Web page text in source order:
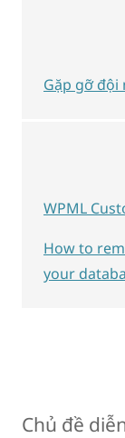
Chủ đề
Gặp gỡ đội
WPML
How to
your